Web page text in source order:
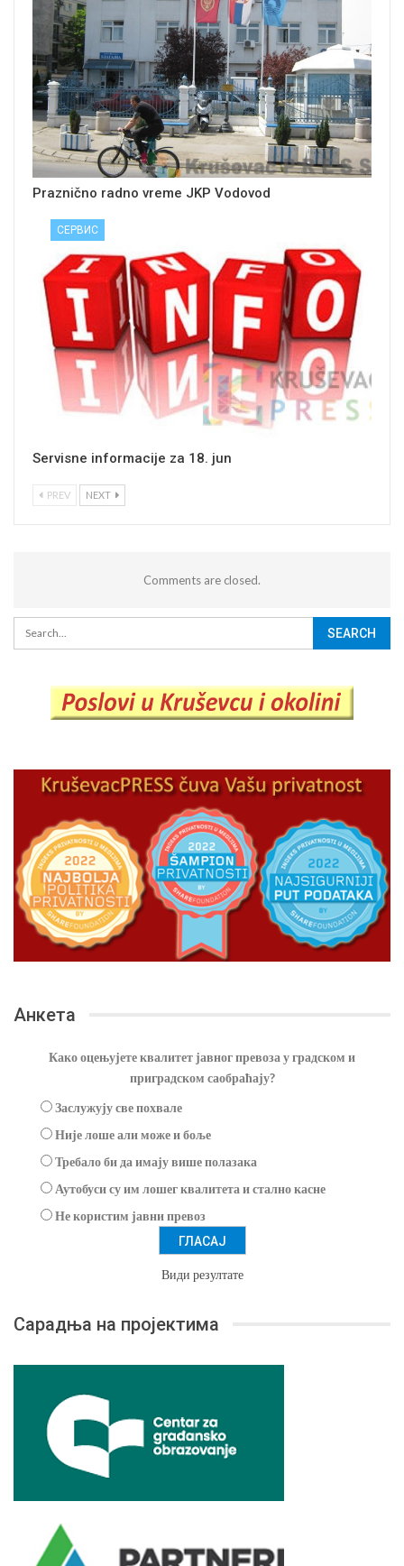
Praznično radno vreme JKP Vodovod
СЕРВИС
Servisne informacije za 18. jun
PREV NEXT
Comments are closed.
Анкета
Како оцењујете квалитет јавног превоза у градском и
приградском саобраћају?
Заслужују све похвале
Није лоше али може и боље
Требало би да имају више полазака
Аутобуси су им лошег квалитета и стално касне
Не користим јавни превоз
Види резултате
Сарадња на пројектима